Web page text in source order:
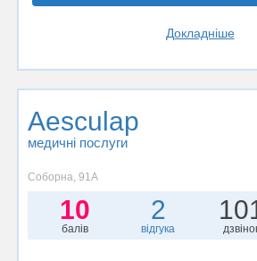
Докладніше
Aesculap
медичні послуги
Соборна, 91А
10
балів
2
відгука